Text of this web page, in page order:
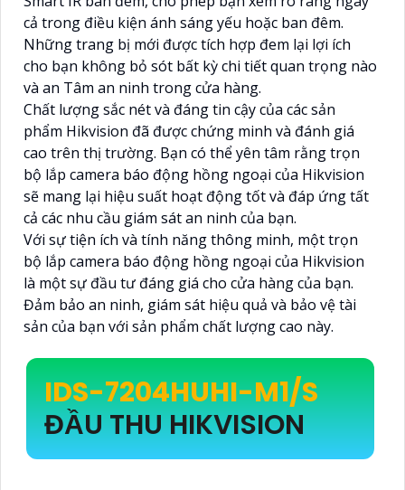
cả trong điều kiện ánh sáng yếu hoặc ban đêm.
Những trang bị mới được tích hợp đem lại lợi ích
cho bạn không bỏ sót bất kỳ chi tiết quan trọng nào
và an Tâm an ninh trong cửa hàng.
Chất lượng sắc nét và đáng tin cậy của các sản
phẩm Hikvision đã được chứng minh và đánh giá
cao trên thị trường. Bạn có thể yên tâm rằng trọn
bộ lắp camera báo động hồng ngoại của Hikvision
sẽ mang lại hiệu suất hoạt động tốt và đáp ứng tất
cả các nhu cầu giám sát an ninh của bạn.
Với sự tiện ích và tính năng thông minh, một trọn
bộ lắp camera báo động hồng ngoại của Hikvision
là một sự đầu tư đáng giá cho cửa hàng của bạn.
Đảm bảo an ninh, giám sát hiệu quả và bảo vệ tài
sản của bạn với sản phẩm chất lượng cao này.
IDS-7204HUHI-M1/S
ĐẦU THU HIKVISION